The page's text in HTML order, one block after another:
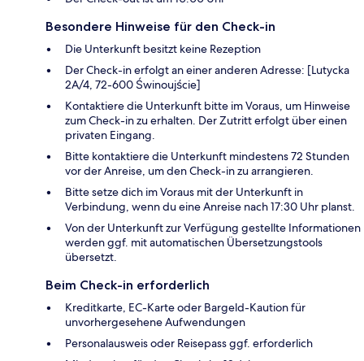
Besondere Hinweise für den Check-in
Die Unterkunft besitzt keine Rezeption
Der Check-in erfolgt an einer anderen Adresse: [Lutycka
2A/4, 72-600 Świnoujście]
Kontaktiere die Unterkunft bitte im Voraus, um Hinweise
zum Check-in zu erhalten. Der Zutritt erfolgt über einen
privaten Eingang.
Bitte kontaktiere die Unterkunft mindestens 72 Stunden
vor der Anreise, um den Check-in zu arrangieren.
Bitte setze dich im Voraus mit der Unterkunft in
Verbindung, wenn du eine Anreise nach 17:30 Uhr planst.
Von der Unterkunft zur Verfügung gestellte Informationen
werden ggf. mit automatischen Übersetzungstools
übersetzt.
Beim Check-in erforderlich
Kreditkarte, EC-Karte oder Bargeld-Kaution für
unvorhergesehene Aufwendungen
Personalausweis oder Reisepass ggf. erforderlich